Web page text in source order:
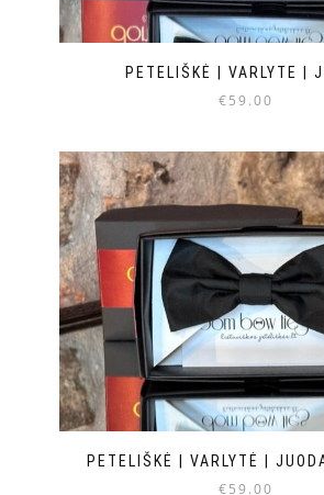
PETELIŠKĖ | VARLYTE |
€59.00
PETELIŠKĖ | VARLYTĖ |
€59.00